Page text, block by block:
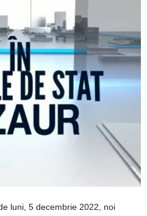
luni, 5 decembrie 2022, noi